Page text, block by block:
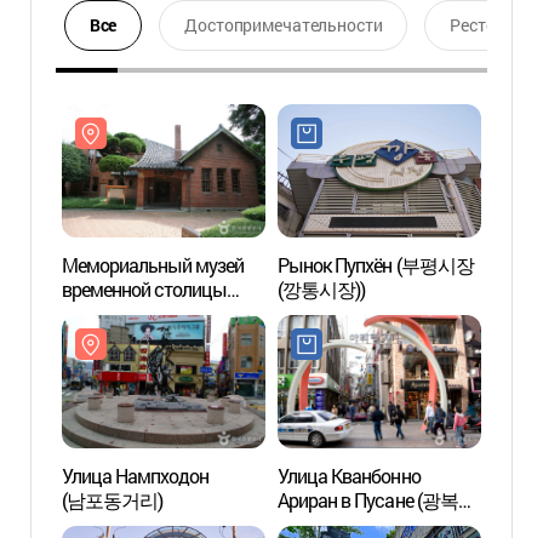
Все Достопримечательности Ресторан
Мемориальный музей
временной столицы
(임시수도기념관)
Рынок Пупхён (부평시장
(깡통시장))
Улица Нампходон
(남포동거리)
Улица Кванбонно
Ариран в Пусане (광복로
아리랑 거리)